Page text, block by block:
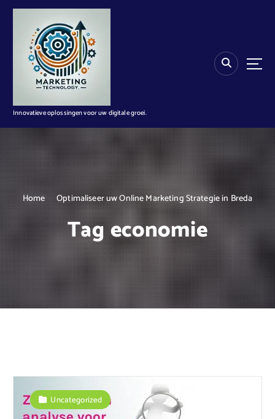
n
Innovatieve oplossingen voor uw digitale groei.
Home Optimaliseer uw Online Marketing Strategie in Breda
Tag economie
Uncategorized